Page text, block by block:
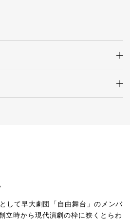
して早大劇団「自由舞台」のメンバ
立時から現代演劇の枠に狭くとらわ